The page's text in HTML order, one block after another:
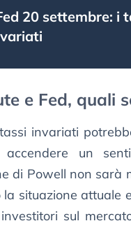
20 settembre: i
e Fed, quali
invariati
un
di Powell non sarà
situazione attuale
sul